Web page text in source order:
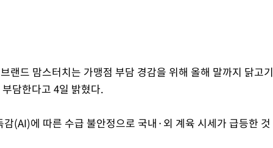
랜드 맘스터치는 가맹점 부담 경감을 위해 올해 말까지 닭고기
담한다고 4일 밝혔다.
(AI)에 따른 수급 불안정으로 국내·외 계육 시세가 급등한 것